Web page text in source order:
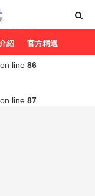
line76
on line 86
on line 87
紹 官方精選